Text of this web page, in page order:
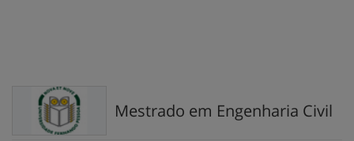
Mestrado em Engenharia Civil